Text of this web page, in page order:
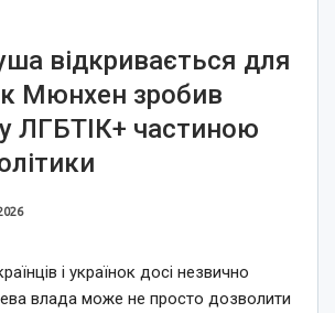
відкривається для
Мюнхен зробив
ЛГБТІК+ частиною
і українок досі незвично
влада може не просто дозволити